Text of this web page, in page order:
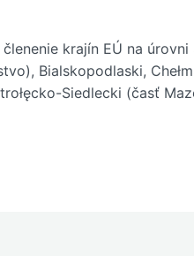
krajín EÚ na
Bialskopodlaski,
Siedlecki (časť